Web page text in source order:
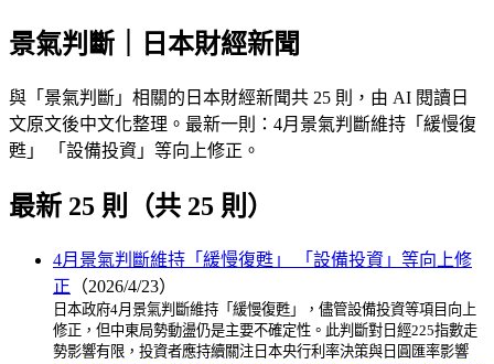
景氣判斷｜日本財經新聞
與「景氣判斷」相關的日本財經新聞共 25 則，由 AI 閱讀日
文原文後中文化整理。最新一則：4月景氣判斷維持「緩慢復
甦」 「設備投資」等向上修正。
最新 25 則（共 25 則）
4月景氣判斷維持「緩慢復甦」 「設備投資」等向上修
正 （2026/4/23）
日本政府4月景氣判斷維持「緩慢復甦」，儘管設備投資等項目向上
修正，但中東局勢動盪仍是主要不確定性。此判斷對日經225指數走
勢影響有限，投資者應持續關注日本央行利率決策與日圓匯率影響